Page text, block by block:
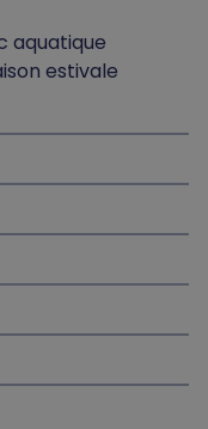
aquatique
estivale